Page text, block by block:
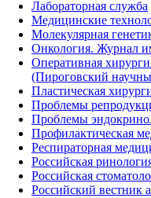
Лабораторная служба
Медицинские
Молекулярная
Онкология. Журнал
Оперативная
(Пироговский
Пластическая
Проблемы
Проблемы
Профилактическая
Респираторная
Российская
Российская
Российский вестник